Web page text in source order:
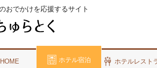
おでかけを応援するサイト
HOME ホテル宿泊 ホテルレスト